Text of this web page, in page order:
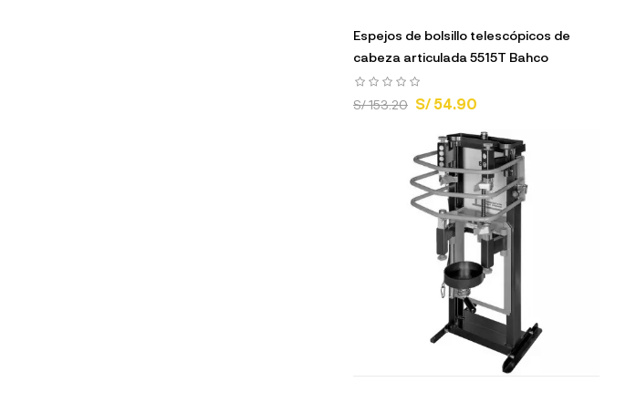
Espejos de bolsillo telescópicos de
cabeza articulada 5515T Bahco
S/ 153.20 S/ 54.90